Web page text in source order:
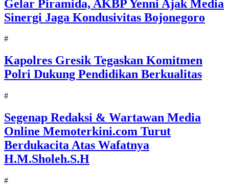
Gelar Piramida, AKBP Yenni Ajak Media
Sinergi Jaga Kondusivitas Bojonegoro
#
Kapolres Gresik Tegaskan Komitmen
Polri Dukung Pendidikan Berkualitas
#
Segenap Redaksi & Wartawan Media
Online Memoterkini.com Turut
Berdukacita Atas Wafatnya
H.M.Sholeh.S.H
#